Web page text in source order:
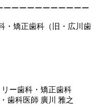
ーーーーーーーーーーー
・矯正歯科（旧・広川歯